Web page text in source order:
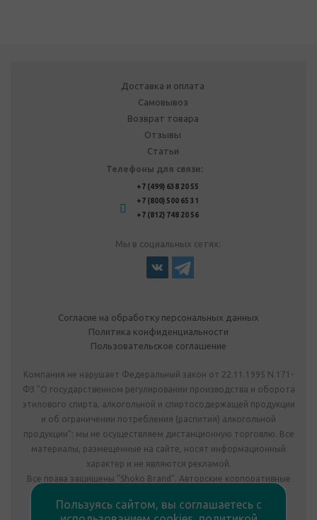
Доставка и оплата
Самовывоз
Возврат товара
Отзывы
Статьи
Телефоны для связи:
+7 (499) 638 20 55
+7 (800) 500 65 31
+7 (812) 748 20 56
Мы в социальных сетях:
Согласие на обработку персональных данных
Политика конфиденциальности
Пользовательское соглашение
Компания не нарушает Федеральный закон от 22.11.1995 N 171-
ФЗ "О государственном регулировании производства и оборота
этилового спирта, алкогольной и спиртосодержащей продукции
и об ограничении потребления (распития) алкогольной
продукции": мы не осуществляем дистанционную торговлю. Все
материалы, размещенные на сайте, носят информационный
характер и не являются рекламой.
Все права защищены "Shoko Brand". Авторские корпоративные
Комплектация подарка может отличаться от изображения.
Пользуясь сайтом, вы соглашаетесь с